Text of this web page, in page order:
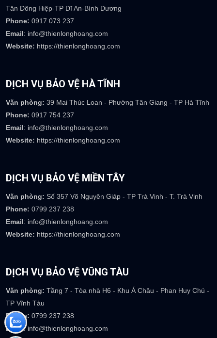
Tân Đông Hiệp-TP Dĩ An-Bình Dương
Phone: 0917 073 237
Email: info@thienlonghoang.com
Website: https://thienlonghoang.com
DỊCH VỤ BẢO VỆ HÀ TĨNH
Văn phòng: 39 Mai Thúc Loan - Phường Tân Giang - TP Hà Tĩnh
Phone: 0917 754 237
Email: info@thienlonghoang.com
Website: https://thienlonghoang.com
DỊCH VỤ BẢO VỆ MIỀN TÂY
Văn phòng: Số 357 Võ Nguyên Giáp - TP Trà Vinh - T. Trà Vinh
Phone: 0799 237 238
Email: info@thienlonghoang.com
Website: https://thienlonghoang.com
DỊCH VỤ BẢO VỆ VŨNG TÀU
Văn phòng: Tầng 7 - Tòa nhà H6 - Khu Á Châu - Phan Huy Chú -
TP Vĩnh Tàu
Phone: 0799 237 238
Email: info@thienlonghoang.com